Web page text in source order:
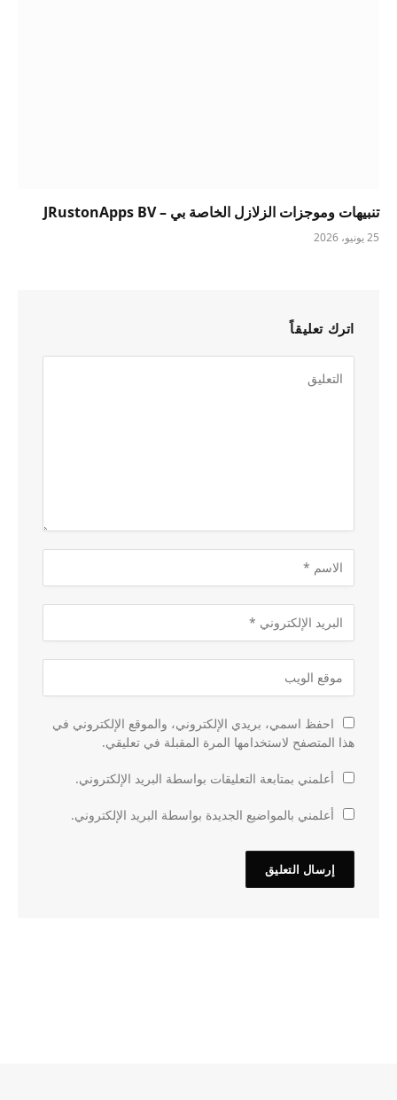
تنبيهات وموجزات الزلازل الخاصة بي – JRustonApps BV
25 يونيو، 2026
اترك تعليقاً
احفظ اسمي، بريدي الإلكتروني، والموقع الإلكتروني في
هذا المتصفح لاستخدامها المرة المقبلة في تعليقي.
أعلمني بمتابعة التعليقات بواسطة البريد الإلكتروني.
أعلمني بالمواضيع الجديدة بواسطة البريد الإلكتروني.